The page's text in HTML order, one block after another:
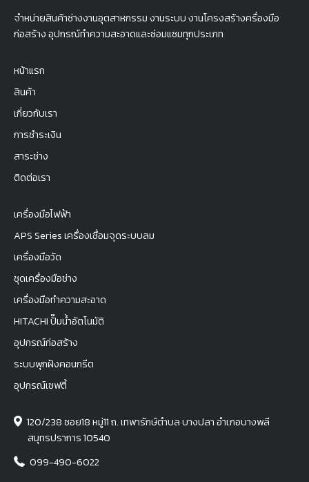
จำหน่ายสินค้าช่างงานอุตสาหกรรม งานระบบ งานโครงสร้างครื่องมือ
ก่อสร้าง อุปกรณ์ทำความสะอาดและซ่อมแซมทุกประเภท
หน้าแรก
สินค้า
เกี่ยวกับเรา
การชำระเงิน
สาระช่าง
ติดต่อเรา
เครื่องมือไฟฟ้า
APS Series เครื่องเชื่อมจุดระบบลม
เครื่องมือวัด
ชุดเครื่องมือช่าง
เครื่องมือทำความสะอาด
HITACHI ปั๊มน้ำอัตโนมัติ
อุปกรณ์ก่อสร้าง
ระบบพุกฝังคอนกรีต
อุปกรณ์เซฟตี้
120/238 ซอย18 หมู่11 ถ. เทพารักษ์ตำบล บางปลา อำเภอบางพลี
สมุทรปราการ 10540
099-490-6022